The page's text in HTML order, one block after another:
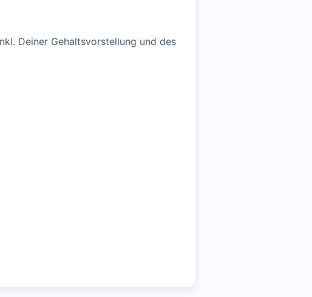
Deiner Gehaltsvorstellung und des